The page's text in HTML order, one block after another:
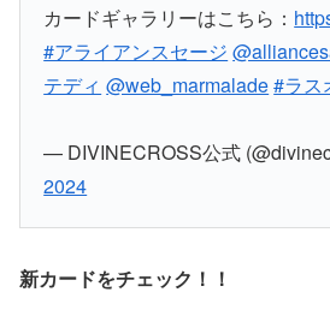
カードギャラリーはこちら：
#アライアンスセージ
テディ @web_marmalade#ラス
— DIVINECROSS公式
2024
新カードをチェック！！